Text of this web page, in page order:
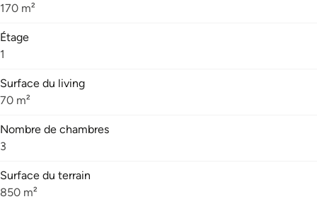
170 m²
Étage
1
Surface du living
70 m²
Nombre de chambres
3
Surface du terrain
850 m²